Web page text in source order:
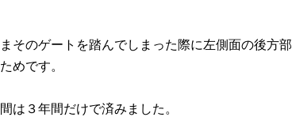
そのゲートを踏んでしまった際に左側面の後方部
めです。
は３年間だけで済みました。